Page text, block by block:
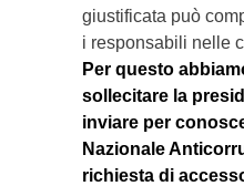
giustificata può
i responsabili nelle
Per questo
sollecitare la
inviare per
Nazionale
richiesta di